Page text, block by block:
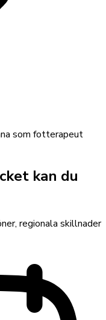
som fotterapeut
kan du
regionala skillnader